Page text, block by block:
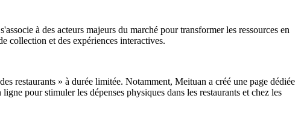
à des acteurs majeurs du marché pour transformer les ressources en
collection et des expériences interactives.
restaurants » à durée limitée. Notamment, Meituan a créé une page dédiée
pour stimuler les dépenses physiques dans les restaurants et chez les